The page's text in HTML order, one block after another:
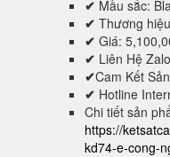
✔ Mầu sắc:
✔ Thương
✔ Giá:
✔ Liên Hệ
✔Cam Kết
✔ Hotline
Chi tiết sản
https://
kd74-e-cong-